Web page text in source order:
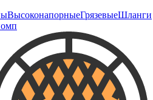
ВысоконапорныеГрязевыеШланги